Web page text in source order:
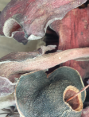
Skip
to
content